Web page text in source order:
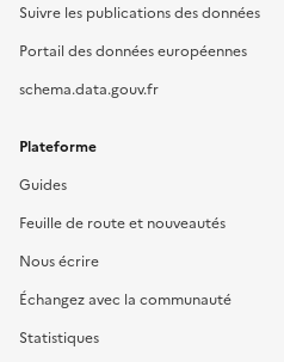
Suivre les publications des données
Portail des données européennes
schema.data.gouv.fr
Plateforme
Guides
Feuille de route et nouveautés
Nous écrire
Échangez avec la communauté
Statistiques